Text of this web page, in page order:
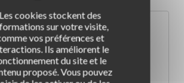
Les cookies stockent des
sur votre visite,
vos préférences et
Ils améliorent le
du site et le
proposé. Vous pouvez